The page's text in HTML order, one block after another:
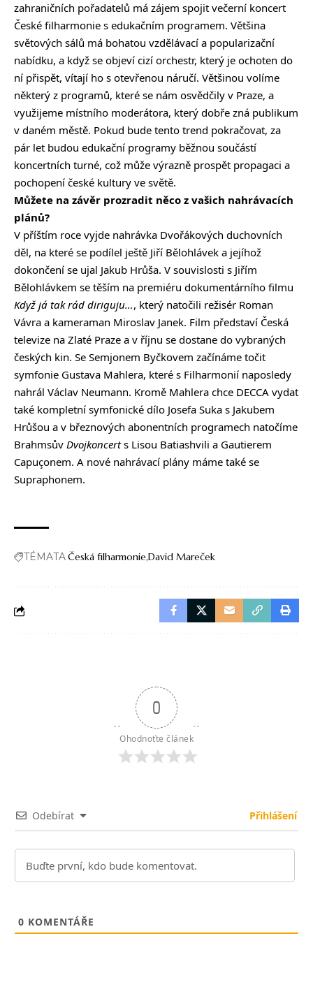
zahraničních pořadatelů má zájem spojit večerní koncert
České filharmonie s edukačním programem. Většina
světových sálů má bohatou vzdělávací a popularizační
nabídku, a když se objeví cizí orchestr, který je ochoten do
ní přispět, vítají ho s otevřenou náručí. Většinou volíme
některý z programů, které se nám osvědčily v Praze, a
využijeme místního moderátora, který dobře zná publikum
v daném městě. Pokud bude tento trend pokračovat, za
pár let budou edukační programy běžnou součástí
koncertních turné, což může výrazně prospět propagaci a
pochopení české kultury ve světě.
Můžete na závěr prozradit něco z vašich nahrávacích
plánů?
V příštím roce vyjde nahrávka Dvořákových duchovních
děl, na které se podílel ještě Jiří Bělohlávek a jejíhož
dokončení se ujal Jakub Hrůša. V souvislosti s Jiřím
Bělohlávkem se těším na premiéru dokumentárního filmu
Když já tak rád diriguju…, který natočili režisér Roman
Vávra a kameraman Miroslav Janek. Film představí Česká
televize na Zlaté Praze a v říjnu se dostane do vybraných
českých kin. Se Semjonem Byčkovem začínáme točit
symfonie Gustava Mahlera, které s Filharmonií naposledy
nahrál Václav Neumann. Kromě Mahlera chce DECCA vydat
také kompletní symfonické dílo Josefa Suka s Jakubem
Hrůšou a v březnových abonentních programech natočíme
Brahmsův Dvojkoncerts Lisou Batiashvili a Gautierem
Capuçonem. A nové nahrávací plány máme také se
Supraphonem.
TÉMATAČeská filharmonieDavid Mareček
0
Ohodnoťte článek
Odebírat Přihlášení
0 KOMENTÁŘE